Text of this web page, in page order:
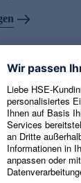
€ Gutschein
abonnieren
E-Mail erhalten.
Eine